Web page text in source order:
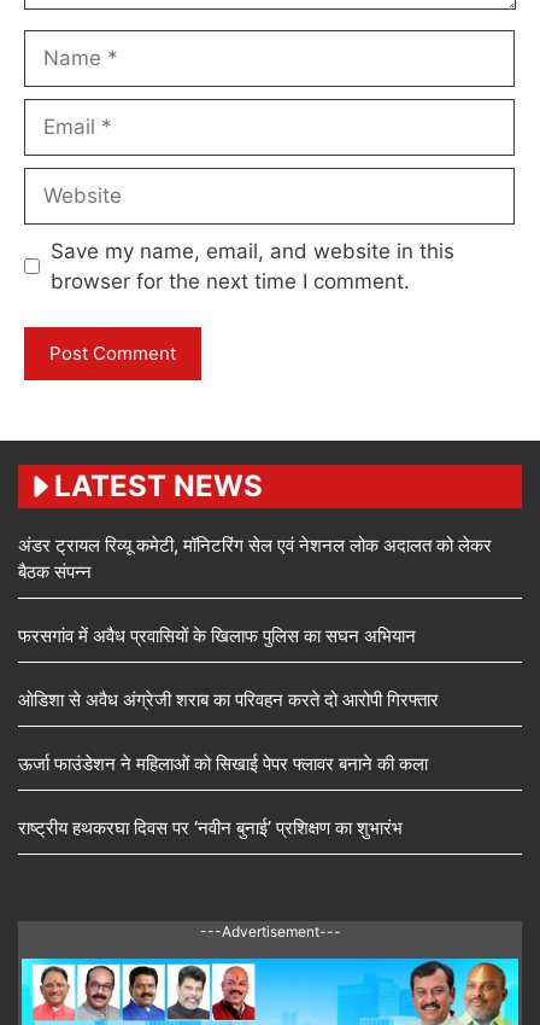
Save my name, email, and website in this
browser for the next time I comment.
LATEST NEWS
अंडर ट्रायल रिव्यू कमेटी, मॉनिटरिंग सेल एवं नेशनल लोक अदालत को लेकर
बैठक संपन्न
फरसगांव में अवैध प्रवासियों के खिलाफ पुलिस का सघन अभियान
ओडिशा से अवैध अंग्रेजी शराब का परिवहन करते दो आरोपी गिरफ्तार
ऊर्जा फाउंडेशन ने महिलाओं को सिखाई पेपर फ्लावर बनाने की कला
राष्ट्रीय हथकरघा दिवस पर ‘नवीन बुनाई’ प्रशिक्षण का शुभारंभ
---Advertisement---